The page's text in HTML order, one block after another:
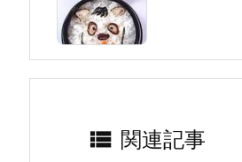
 関連記事